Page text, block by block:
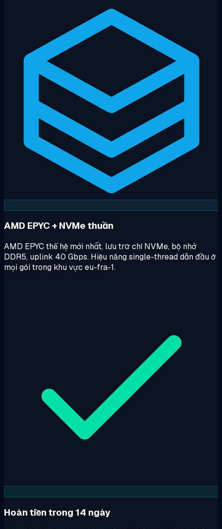
AMD EPYC + NVMe thuần
AMD EPYC thế hệ mới nhất, lưu trữ chỉ NVMe, bộ nhớ
DDR5, uplink 40 Gbps. Hiệu năng single-thread dẫn đầu ở
mọi gói trong khu vực eu-fra-1.
Hoàn tiền trong 14 ngày